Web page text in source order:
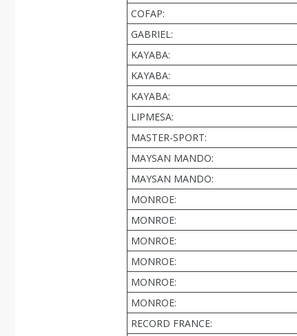
COFAP:
GABRIEL:
KAYABA:
KAYABA:
KAYABA:
LIPMESA:
MASTER-SPORT:
MAYSAN MANDO:
MAYSAN MANDO:
MONROE:
MONROE:
MONROE:
MONROE:
MONROE:
MONROE:
RECORD FRANCE: